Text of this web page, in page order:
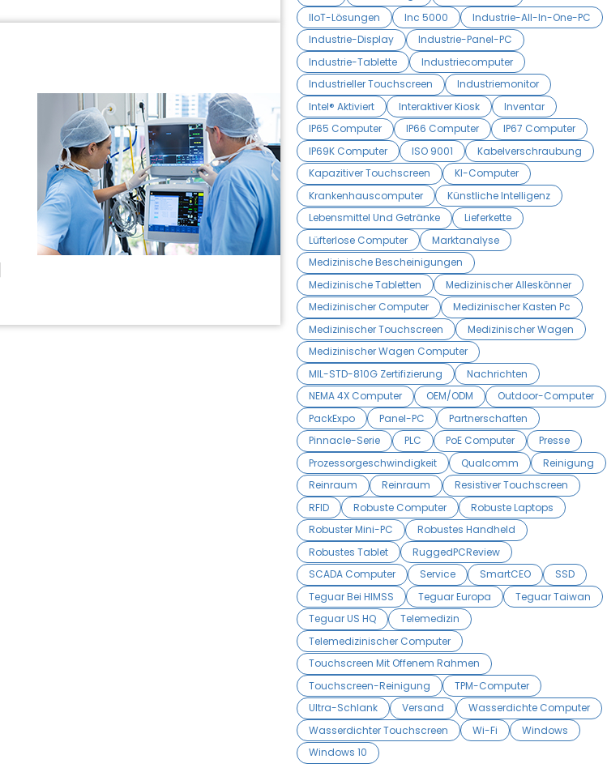
IIoT-Lösungen
Inc 5000
Industrie-All-In-One-PC
Industrie-Display
Industrie-Panel-PC
Industrie-Tablette
Industriecomputer
Industrieller Touchscreen
Industriemonitor
Intel® Aktiviert
Interaktiver Kiosk
Inventar
IP65 Computer
IP66 Computer
IP67 Computer
IP69K Computer
ISO 9001
Kabelverschraubung
Kapazitiver Touchscreen
KI-Computer
Krankenhauscomputer
Künstliche Intelligenz
Lebensmittel Und Getränke
Lieferkette
Lüfterlose Computer
Marktanalyse
Medizinische Bescheinigungen
Medizinische Tabletten
Medizinischer Alleskönner
Medizinischer Computer
Medizinischer Kasten Pc
Medizinischer Touchscreen
Medizinischer Wagen
Medizinischer Wagen Computer
MIL-STD-810G Zertifizierung
Nachrichten
NEMA 4X Computer
OEM/ODM
Outdoor-Computer
PackExpo
Panel-PC
Partnerschaften
Pinnacle-Serie
PLC PoE Computer
Presse
Prozessorgeschwindigkeit
Qualcomm
Reinigung
Reinraum
Reinraum
Resistiver Touchscreen
RFID
Robuste Computer
Robuste Laptops
Robuster Mini-PC
Robustes Handheld
Robustes Tablet
RuggedPCReview
SCADA Computer
Service SmartCEO
SSD
Teguar Bei HIMSS
Teguar Europa
Teguar Taiwan
Teguar US HQ
Telemedizin
Telemedizinischer Computer
Touchscreen Mit Offenem Rahmen
Touchscreen-Reinigung
TPM-Computer
Ultra-Schlank
Versand
Wasserdichte Computer
Wasserdichter Touchscreen
Wi-Fi
Windows
Windows 10